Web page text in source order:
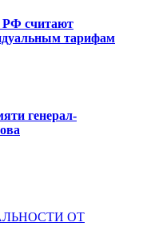
РФ считают
тарифам
генерал-
ОТ